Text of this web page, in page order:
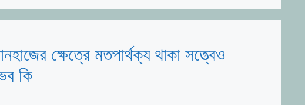
ক্ষেত্রে মতপার্থক্য থাকা সত্ত্বেও
কি